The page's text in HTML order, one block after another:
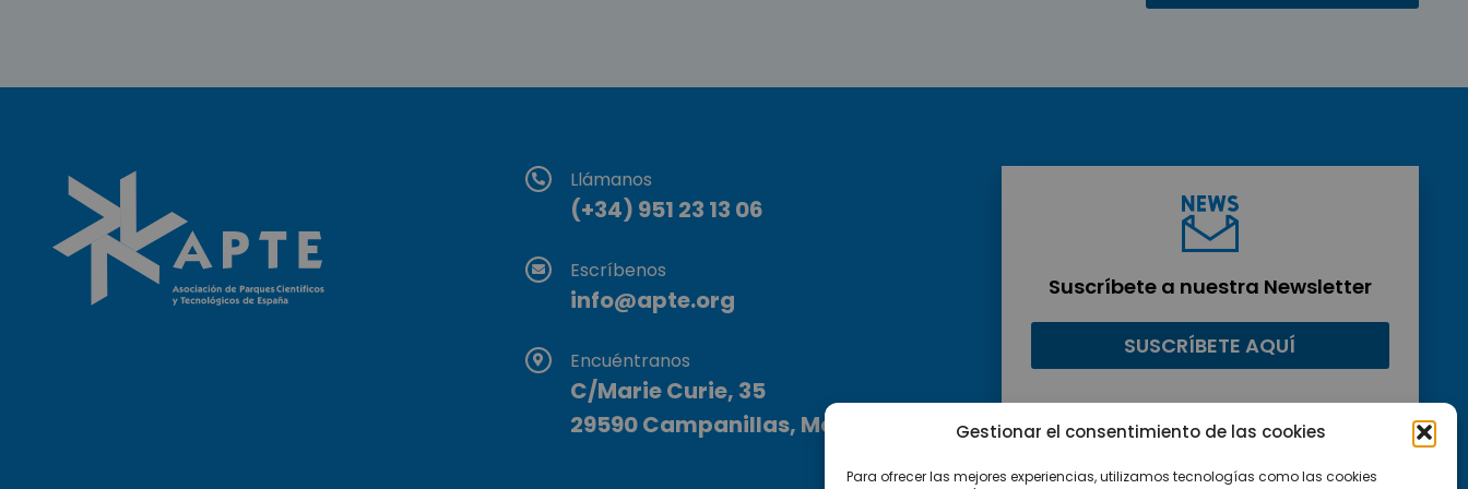
Gestionar el consentimiento de las cookies
Para ofrecer las mejores experiencias, utilizamos tecnologías como las cookies
Llámanos
(+34) 951 23 13 06
Escríbenos
info@apte.org
Encuéntranos
C/Marie Curie, 35
29590 Campanillas, Málaga
Suscríbete a nuestra Newsletter
SUSCRÍBETE AQUÍ